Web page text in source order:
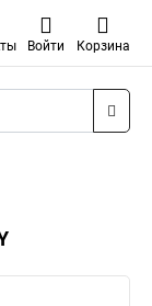
Войти Корзина